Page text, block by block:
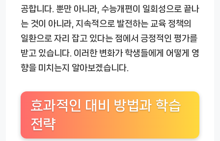
공합니다. 뿐만 아니라, 수능개편이 일회성으로 끝나
는 것이 아니라, 지속적으로 발전하는 교육 정책의
일환으로 자리 잡고 있다는 점에서 긍정적인 평가를
받고 있습니다. 이러한 변화가 학생들에게 어떻게 영
향을 미치는지 알아보겠습니다.
효과적인 대비 방법과 학습
전략